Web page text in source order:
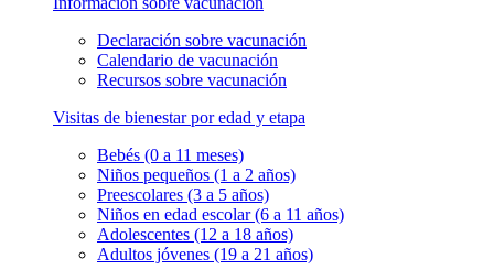
Declaración sobre vacunación
Calendario de vacunación
Recursos sobre vacunación
Visitas de bienestar por edad y etapa
Bebés (0 a 11 meses)
Niños pequeños (1 a 2 años)
Preescolares (3 a 5 años)
Niños en edad escolar (6 a 11 años)
Adolescentes (12 a 18 años)
Adultos jóvenes (19 a 21 años)